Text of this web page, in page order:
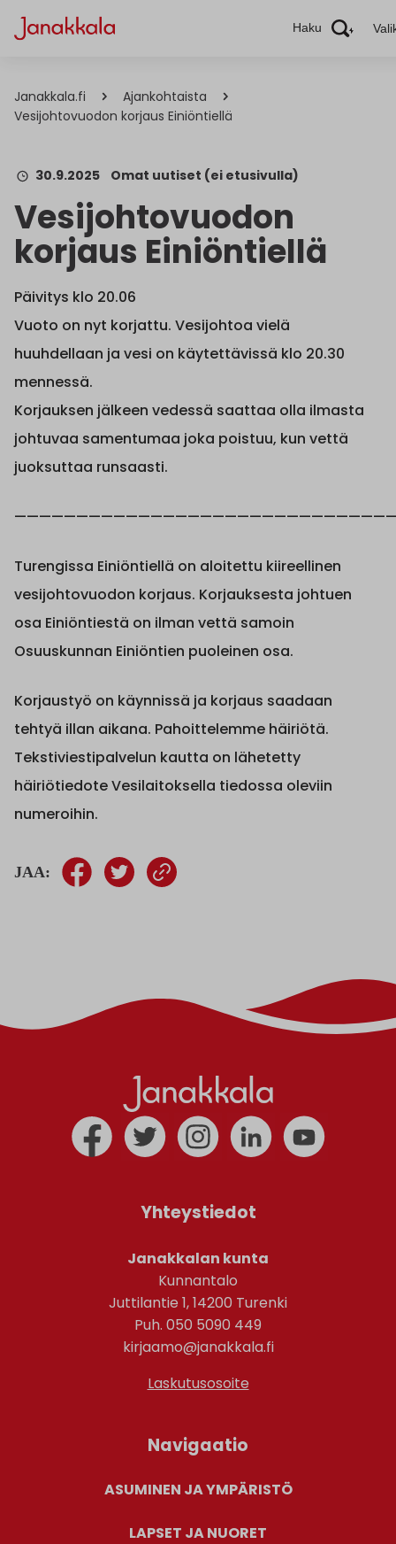
Haku
Janakkala.fi
Ajankohtaista
Vesijohtovuodon korjaus Einiöntiellä
30.9.2025 Omat uutiset (ei etusivulla)
Vesijohtovuodon
korjaus Einiöntiellä
Päivitys klo 20.06
Vuoto on nyt korjattu. Vesijohtoa vielä
huuhdellaan ja vesi on käytettävissä klo 20.30
mennessä.
Korjauksen jälkeen vedessä saattaa olla ilmasta
johtuvaa samentumaa joka poistuu, kun vettä
juoksuttaa runsaasti.
Turengissa Einiöntiellä on aloitettu kiireellinen
vesijohtovuodon korjaus. Korjauksesta johtuen
osa Einiöntiestä on ilman vettä samoin
Osuuskunnan Einiöntien puoleinen osa.
Korjaustyö on käynnissä ja korjaus saadaan
tehtyä illan aikana. Pahoittelemme häiriötä.
Tekstiviestipalvelun kautta on lähetetty
häiriötiedote Vesilaitoksella tiedossa oleviin
numeroihin.
JAA:
Yhteystiedot
Janakkalan kunta
Kunnantalo
Juttilantie 1, 14200 Turenki
Puh. 050 5090 449
kirjaamo@janakkala.fi
Laskutusosoite
Navigaatio
ASUMINEN JA YMPÄRISTÖ
LAPSET JA NUORET